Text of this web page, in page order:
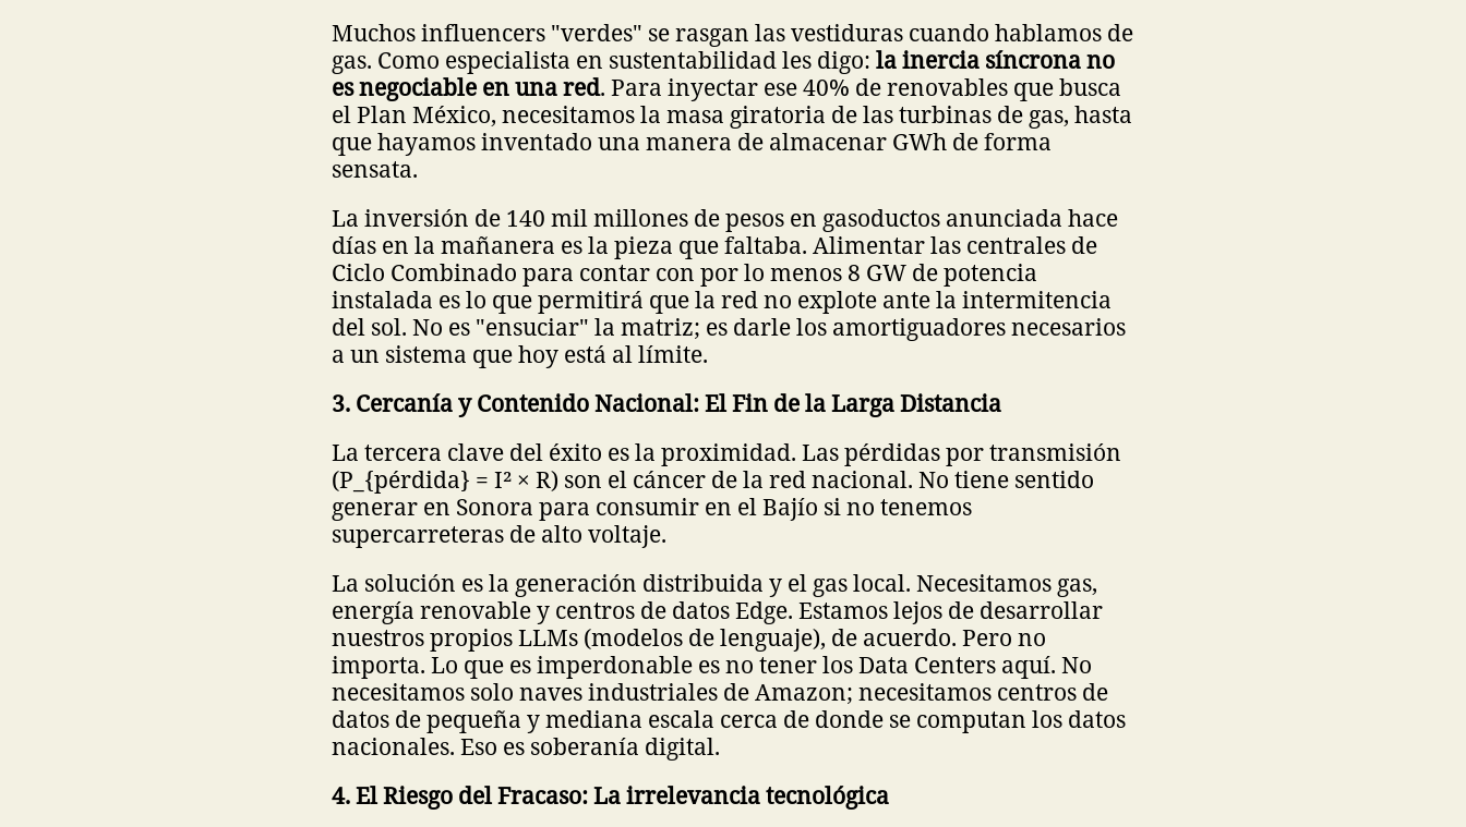
Muchos influencers "verdes" se rasgan las vestiduras cuando hablamos de
gas. Como especialista en sustentabilidad les digo: la inercia síncrona no
es negociable en una red. Para inyectar ese 40% de renovables que busca
el Plan México, necesitamos la masa giratoria de las turbinas de gas, hasta
que hayamos inventado una manera de almacenar GWh de forma
sensata.
La inversión de 140 mil millones de pesos en gasoductos anunciada hace
días en la mañanera es la pieza que faltaba. Alimentar las centrales de
Ciclo Combinado para contar con por lo menos 8 GW de potencia
instalada es lo que permitirá que la red no explote ante la intermitencia
del sol. No es "ensuciar" la matriz; es darle los amortiguadores necesarios
a un sistema que hoy está al límite.
3. Cercanía y Contenido Nacional: El Fin de la Larga Distancia
La tercera clave del éxito es la proximidad. Las pérdidas por transmisión
(P_{pérdida} = I² × R) son el cáncer de la red nacional. No tiene sentido
generar en Sonora para consumir en el Bajío si no tenemos
supercarreteras de alto voltaje.
La solución es la generación distribuida y el gas local. Necesitamos gas,
energía renovable y centros de datos Edge. Estamos lejos de desarrollar
nuestros propios LLMs (modelos de lenguaje), de acuerdo. Pero no
importa. Lo que es imperdonable es no tener los Data Centers aquí. No
necesitamos solo naves industriales de Amazon; necesitamos centros de
datos de pequeña y mediana escala cerca de donde se computan los datos
nacionales. Eso es soberanía digital.
4. El Riesgo del Fracaso: La irrelevancia tecnológica